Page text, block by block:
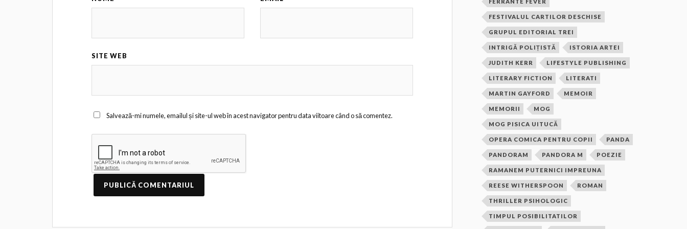
SITE WEB
Salvează-mi numele, emailul și site-ul web în acest navigator pentru data viitoare când o să comentez.
FESTIVALUL CARTILOR DESCHISE
GRUPUL EDITORIAL TREI
INTRIGĂ POLIȚISTĂ ISTORIA ARTEI
JUDITH KERR LIFESTYLE PUBLISHING
LITERARY FICTION LITERATI
MARTIN GAYFORD MEMOIR
MEMORII MOG
MOG PISICA UITUCĂ
OPERA COMICA PENTRU COPII PANDA
PANDORAM PANDORA M POEZIE
RAMANEM PUTERNICI IMPREUNA
REESE WITHERSPOON ROMAN
THRILLER PSIHOLOGIC
TIMPUL POSIBILITATILOR